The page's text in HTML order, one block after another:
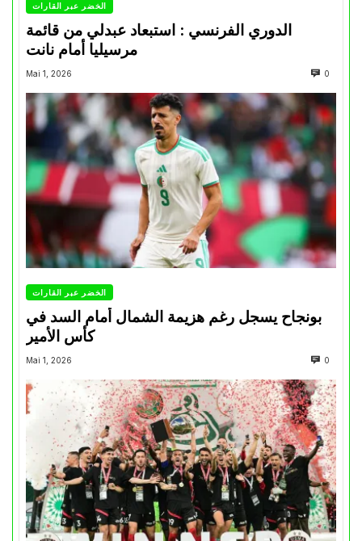
الخضر عبر القارات
الدوري الفرنسي : استبعاد عبدلي من قائمة
مرسيليا أمام نانت
Mai 1, 2026 0
الخضر عبر القارات
بونجاح يسجل رغم هزيمة الشمال أمام السد في
كأس الأمير
Mai 1, 2026 0